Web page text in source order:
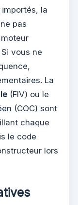
la
pas
vous ne
La
(FIV) ou le
(COC) sont
chaque
le code
lors